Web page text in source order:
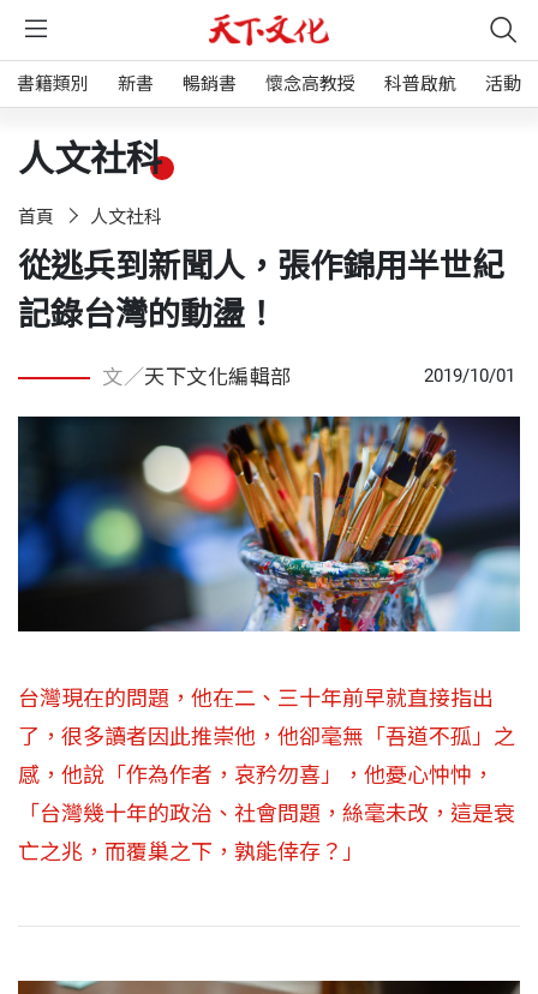
書籍類別 新書 暢銷書 懷念高教授 科普啟航 活動
人文社科
首頁 人文社科
從逃兵到新聞人，張作錦用半世紀
記錄台灣的動盪！
文／天下文化編輯部 2019/10/01
台灣現在的問題，他在二、三十年前早就直接指出
了，很多讀者因此推崇他，他卻毫無「吾道不孤」之
感，他說「作為作者，哀矜勿喜」，他憂心忡忡，
「台灣幾十年的政治、社會問題，絲毫未改，這是衰
亡之兆，而覆巢之下，孰能倖存？」